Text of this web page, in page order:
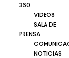
360
VIDEOS
SALA DE
PRENSA
NOTICIAS